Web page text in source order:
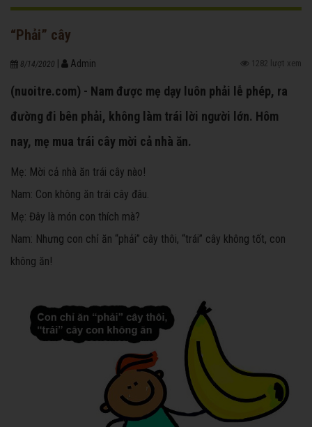
“Phải” cây
8/14/2020 Admin 1282 lượt xem
(nuoitre.com) - Nam được mẹ dạy luôn phải lễ phép, ra
đường đi bên phải, không làm trái lời người lớn. Hôm
nay, mẹ mua trái cây mời cả nhà ăn.
Mẹ: Mời cả nhà ăn trái cây nào!
Nam: Con không ăn trái cây đâu.
Mẹ: Đây là món con thích mà?
Nam: Nhưng con chỉ ăn “phải” cây thôi, “trái” cây không tốt, con
không ăn!